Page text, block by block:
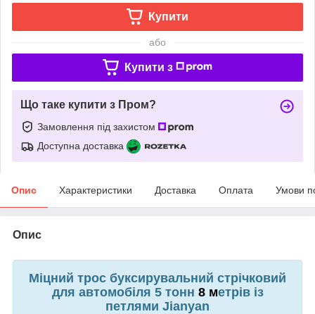
Купити
або
Купити з
Що таке купити з Пром?
Замовлення під захистом
Доступна доставка
Опис Характеристики Доставка Оплата Умови
Опис
Міцний трос буксирувальний стрічковий
для автомобіля 5 тонн 8 метрів із
петлями Jianyan